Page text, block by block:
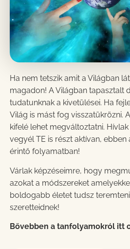
Ha nem tetszik amit a Világban
magadon! A Világban tapasztalt
tudatunknak a kivetülései. Ha
Világ is mást fog visszatükrözni.
kifelé lehet megváltoztatni.
vegyél TE is részt aktívan,
érintő folyamatban!
Várlak képzéseimre, hogy
azokat a módszereket
boldogabb életet tudsz
szeretteidnek!
Bővebben a tanfolyamokról itt